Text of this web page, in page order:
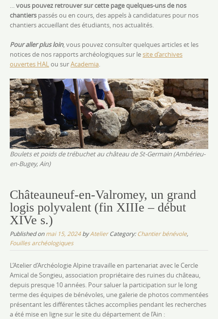
… vous pouvez retrouver sur cette page quelques-uns de nos
chantiers passés ou en cours, des appels à candidatures pour nos
chantiers accueillant des étudiants, nos actualités.
Pour aller plus loin, vous pouvez consulter quelques articles et les
notices de nos rapports archéologiques sur lesite d’archives
ouvertes HALou surAcademia.
Boulets et poids de trébuchet au château de St-Germain (Ambérieu-
en-Bugey, Ain)
Châteauneuf-en-Valromey, un grand
logis polyvalent (fin XIIIe – début
XIVe s.)
Published onmai 15, 2024byAtelierCategory: Chantier bénévole,
Fouilles archéologiques
L’Atelier d’Archéologie Alpine travaille en partenariat avec le Cercle
Amical de Songieu, association propriétaire des ruines du château,
depuis presque 10 années. Pour saluer la participation sur le long
terme des équipes de bénévoles, une galerie de photos commentées
présentant les différentes tâches accomplies pendant les recherches
a été mise en ligne sur le site du département de l’Ain :